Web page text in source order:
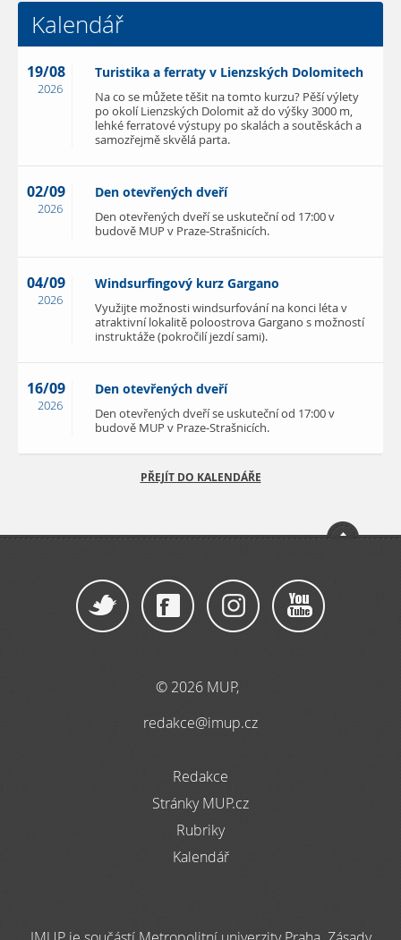
Kalendář
19/08
2026
Turistika a ferraty v Lienzských Dolomitech
Na co se můžete těšit na tomto kurzu? Pěší výlety
po okolí Lienzských Dolomit až do výšky 3000 m,
lehké ferratové výstupy po skalách a soutěskách a
samozřejmě skvělá parta.
02/09
2026
Den otevřených dveří
Den otevřených dveří se uskuteční od 17:00 v
budově MUP v Praze-Strašnicích.
04/09
2026
Windsurfingový kurz Gargano
Využijte možnosti windsurfování na konci léta v
atraktivní lokalitě poloostrova Gargano s možností
instruktáže (pokročilí jezdí sami).
16/09
2026
Den otevřených dveří
Den otevřených dveří se uskuteční od 17:00 v
budově MUP v Praze-Strašnicích.
PŘEJÍT DO KALENDÁŘE
© 2026 MUP,
redakce@imup.cz
Redakce
Stránky MUP.cz
Rubriky
Kalendář